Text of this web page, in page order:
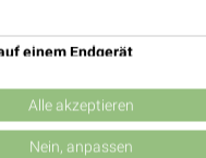
einem Endgerät
Werbeanzeigen
Alle akzeptieren
Nein, anpassen